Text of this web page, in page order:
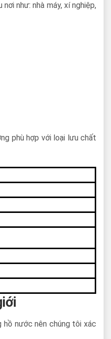
như: nhà máy, xí nghiệp,
phù hợp với loại lưu chất
hồ nước nên chúng tôi xác